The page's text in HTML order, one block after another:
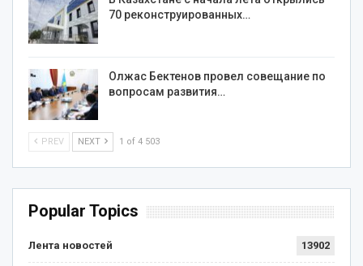
70 реконструированных…
Олжас Бектенов провел совещание по
вопросам развития…
PREV NEXT 1 of 4 503
Popular Topics
Лента новостей 13902